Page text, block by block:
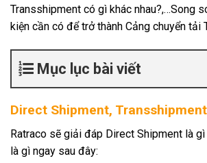
Transshipment có gì khác nhau?,…Song
kiện cần có để trở thành Cảng chuyển tải
Mục lục bài viết
Direct Shipment,
Ratraco sẽ giải đáp Direct Shipment là
là gì ngay sau đây: